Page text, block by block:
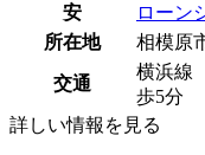
安
ローン
所在地
相模原
交通
横浜線
歩5分
詳しい情報を見る